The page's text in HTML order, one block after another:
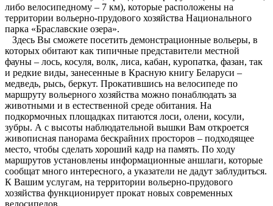
либо велосипедному – 7 км), которые расположены на
территории вольерно-прудового хозяйства Национального
парка «Браславские озера».
Здесь Вы сможете посетить демонстрационные вольеры, в
которых обитают как типичные представители местной
фауны – лось, косуля, волк, лиса, кабан, куропатка, фазан, так
и редкие виды, занесенные в Красную книгу Беларуси –
медведь, рысь, беркут. Прокатившись на велосипеде по
маршруту вольерного хозяйства можно понаблюдать за
животными и в естественной среде обитания. На
подкормочных площадках питаются лоси, олени, косули,
зубры. А с высоты наблюдательной вышки Вам откроется
живописная панорама бескрайних просторов – подходящее
место, чтобы сделать хороший кадр на память. По ходу
маршрутов установлены информационные аншлаги, которые
сообщат много интересного, а указатели не дадут заблудиться.
К Вашим услугам, на территории вольерно-прудового
хозяйства функционирует прокат новых современных